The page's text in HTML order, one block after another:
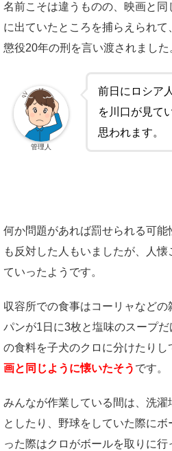
名前こそは違うものの、映画と
に出ていたところを捕らえられ
懲役20年の刑を言い渡されました
前日にロシア
を川口が見て
思われます。
管理人
何か問題があれば罰せられる可能
も反対した人もいましたが、人
ていったようです。
収容所での食事はコーリャなど
パンが1日に3枚と塩味のスープ
の食料を子犬のクロに分けたりし
画と同じように懐いたそう です。
みんなが作業している間は、洗濯
としたり、野球をしていた際にボ
った際はクロがボールを取りに行